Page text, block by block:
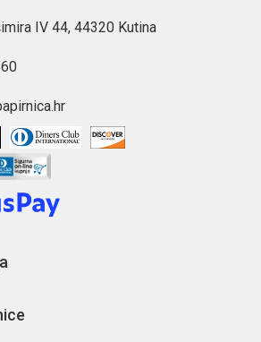
IV 44, 44320 Kutina